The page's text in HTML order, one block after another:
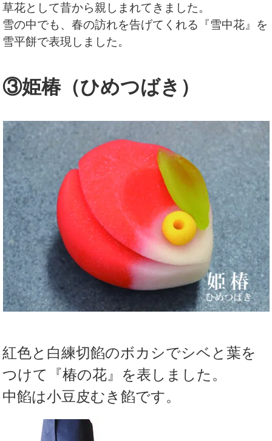
草花として昔から親しまれてきました。
雪の中でも、春の訪れを告げてくれる『雪中花』を
雪平餅で表現しました。
③姫椿（ひめつばき）
紅色と白練切餡のボカシでシベと葉を
つけて『椿の花』を表しました。
中餡は小豆皮むき餡です。